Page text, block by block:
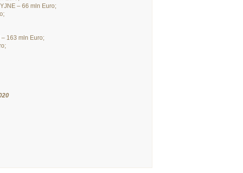
– 66 mln Euro;
– 163 mln Euro;